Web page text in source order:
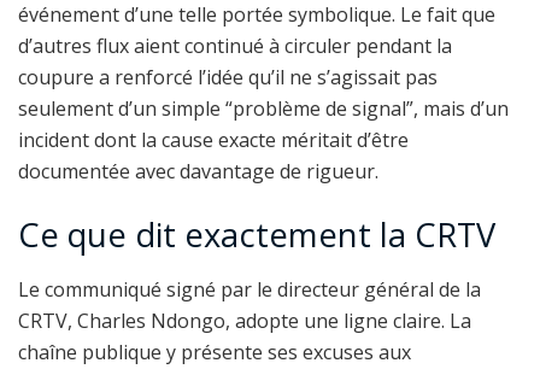
événement d’une telle portée symbolique. Le fait que
d’autres flux aient continué à circuler pendant la
coupure a renforcé l’idée qu’il ne s’agissait pas
seulement d’un simple “problème de signal”, mais d’un
incident dont la cause exacte méritait d’être
documentée avec davantage de rigueur.
Ce que dit exactement la CRTV
Le communiqué signé par le directeur général de la
CRTV, Charles Ndongo, adopte une ligne claire. La
chaîne publique y présente ses excuses aux